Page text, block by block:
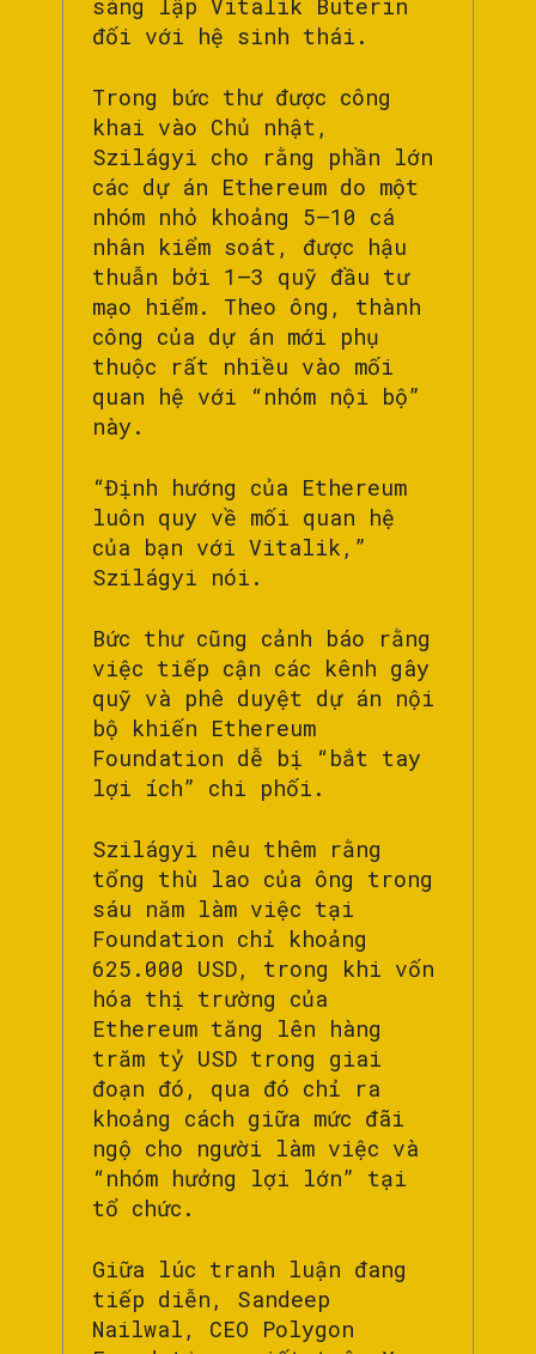
sáng lập Vitalik Buterin
đối với hệ sinh thái.
Trong bức thư được công
khai vào Chủ nhật,
Szilágyi cho rằng phần lớn
các dự án Ethereum do một
nhóm nhỏ khoảng 5–10 cá
nhân kiểm soát, được hậu
thuẫn bởi 1–3 quỹ đầu tư
mạo hiểm. Theo ông, thành
công của dự án mới phụ
thuộc rất nhiều vào mối
quan hệ với “nhóm nội bộ”
này.
“Định hướng của Ethereum
luôn quy về mối quan hệ
của bạn với Vitalik,”
Szilágyi nói.
Bức thư cũng cảnh báo rằng
việc tiếp cận các kênh gây
quỹ và phê duyệt dự án nội
bộ khiến Ethereum
Foundation dễ bị “bắt tay
lợi ích” chi phối.
Szilágyi nêu thêm rằng
tổng thù lao của ông trong
sáu năm làm việc tại
Foundation chỉ khoảng
625.000 USD, trong khi vốn
hóa thị trường của
Ethereum tăng lên hàng
trăm tỷ USD trong giai
đoạn đó, qua đó chỉ ra
khoảng cách giữa mức đãi
ngộ cho người làm việc và
“nhóm hưởng lợi lớn” tại
tổ chức.
Giữa lúc tranh luận đang
tiếp diễn, Sandeep
Nailwal, CEO Polygon